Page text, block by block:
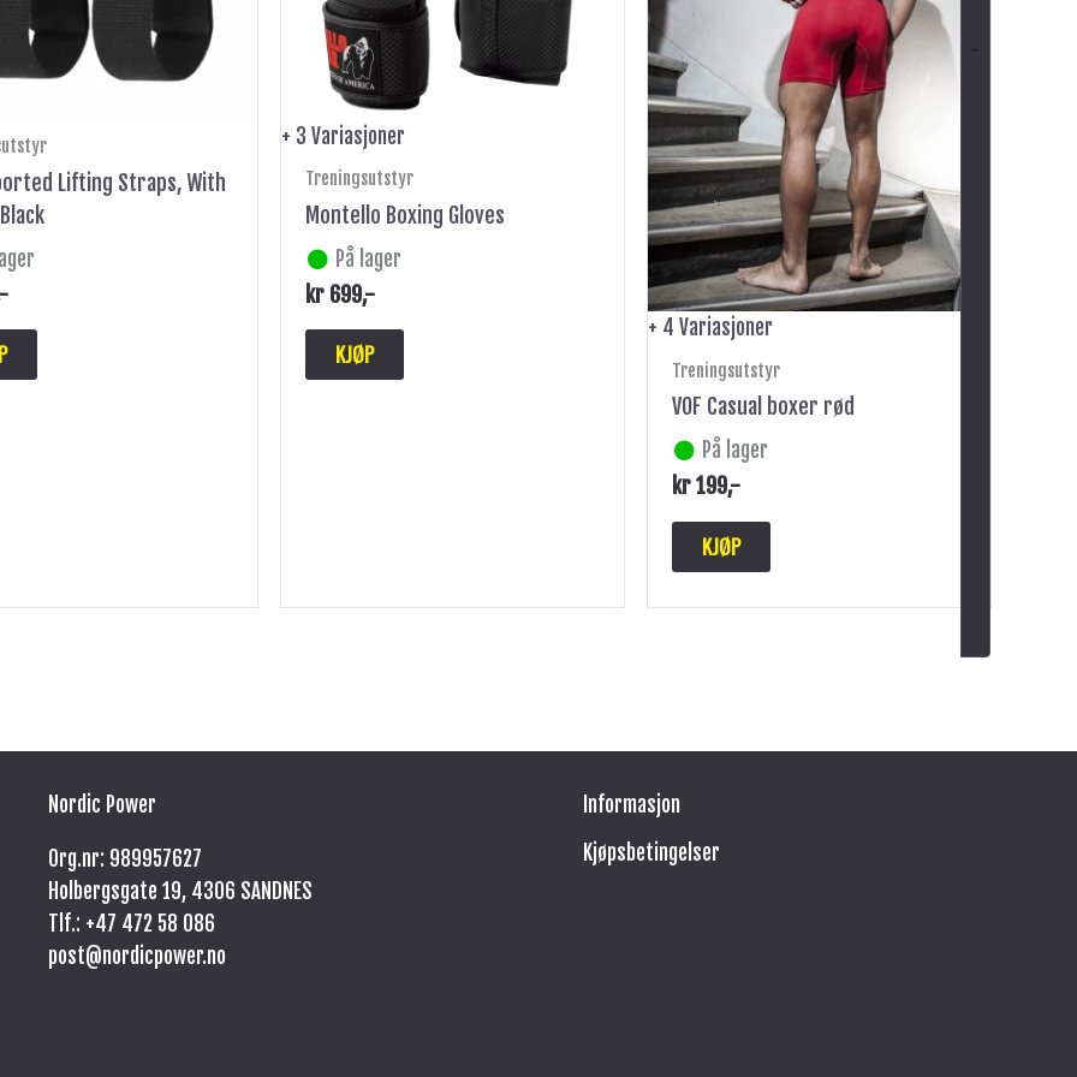
-
Lifting Straps, With
+ 3 Variasjoner
Treningsutstyr
Montello Boxing Gloves
På lager
kr 699,-
KJØP
velges
produktsiden
+ 4 Variasjoner
Treningsutstyr
VOF Casual boxer rød
På lager
kr199,-
KJØP
velges
på
produktsiden
Nordic Power
Org.nr: 989957627
Holbergsgate 19, 4306 SANDNES
Tlf.: +47 472 58 086
post@nordicpower.no
Informasjon
Kjøpsbetingelser